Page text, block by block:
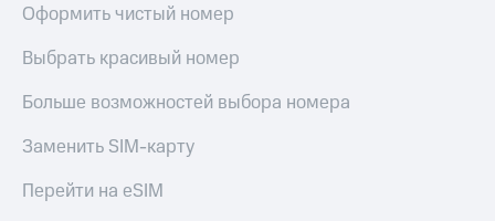
Оформить чистый номер
Выбрать красивый номер
Больше возможностей выбора номера
Заменить SIM-карту
Перейти на eSIM